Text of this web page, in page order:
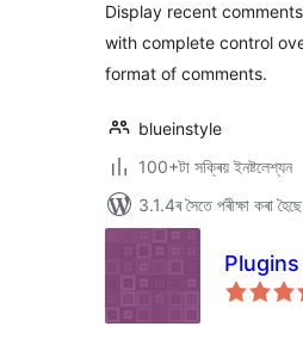
Display recent
with complete control
format of comments.
blueinstyle
100+টা সক্ৰিয় ইনষ্টলেশ্যন
3.1.4ৰ সৈতে পৰীক্ষা কৰা হৈছে
Plugins